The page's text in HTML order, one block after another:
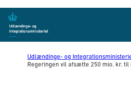
Gå til forsiden
Udlændinge- og
Regeringen vil afsætte 250 mio. kr.